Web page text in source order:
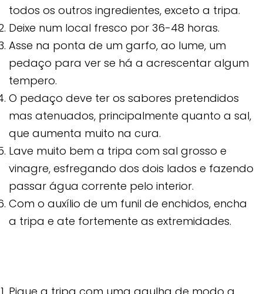
todos os outros ingredientes, exceto a tripa.
Deixe num local fresco por 36-48 horas.
Asse na ponta de um garfo, ao lume, um
pedaço para ver se há a acrescentar algum
tempero.
O pedaço deve ter os sabores pretendidos
mas atenuados, principalmente quanto a sal,
que aumenta muito na cura.
Lave muito bem a tripa com sal grosso e
vinagre, esfregando dos dois lados e fazendo
passar água corrente pelo interior.
Com o auxílio de um funil de enchidos, encha
a tripa e ate fortemente as extremidades.